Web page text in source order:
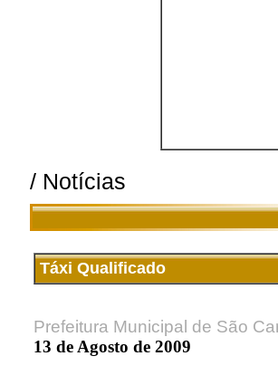
/ Notícias
Táxi Qualificado
Prefeitura Municipal de São
13 de Agosto de 2009